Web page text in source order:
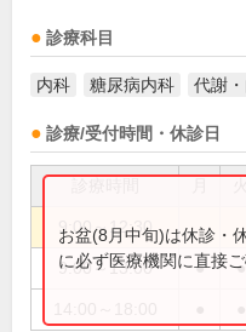
診療科目
内科 糖尿病内科 代謝
診療/受付時間・休診日
9:00～12:30
9:00～13:00 ● ●
お盆(8月中旬)は休診・
に必ず医療機関に直接ご